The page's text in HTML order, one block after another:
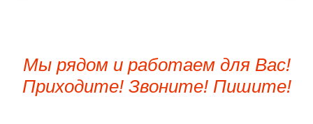
Мы рядом и работаем для Вас!
Приходите! Звоните! Пишите!